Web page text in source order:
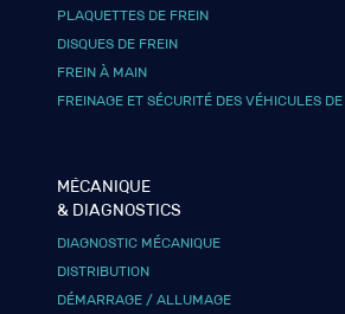
PLAQUETTES DE FREIN
DISQUES DE FREIN
FREIN À MAIN
FREINAGE ET SÉCURITÉ DES VÉHICULES
MÉCANIQUE
& DIAGNOSTICS
DIAGNOSTIC MÉCANIQUE
DISTRIBUTION
DÉMARRAGE / ALLUMAGE